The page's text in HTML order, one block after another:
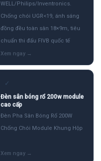
WELL/Philips/Inventronics.
Chống chói UGR<19, ánh sáng
đồng đều toàn sân 18×9m, tiêu
chuẩn thi đấu FIVB quốc tế
✓
Đèn sân bóng rổ 200w module
cao cấp
Đèn Pha Sân Bóng Rổ 200W
Chống Chói Module Khung Hộp